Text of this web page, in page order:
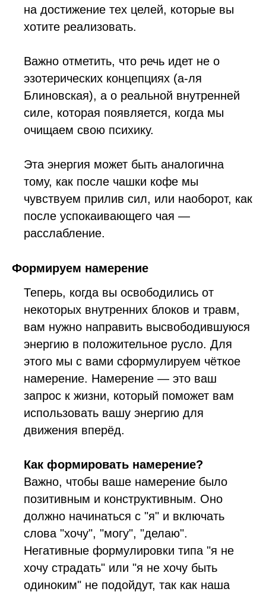
на достижение тех целей, которые вы
хотите реализовать.
Важно отметить, что речь идет не о
эзотерических концепциях (а-ля
Блиновская), а о реальной внутренней
силе, которая появляется, когда мы
очищаем свою психику.
Эта энергия может быть аналогична
тому, как после чашки кофе мы
чувствуем прилив сил, или наоборот, как
после успокаивающего чая —
расслабление.
Формируем намерение
Теперь, когда вы освободились от
некоторых внутренних блоков и травм,
вам нужно направить высвободившуюся
энергию в положительное русло. Для
этого мы с вами сформулируем чёткое
намерение. Намерение — это ваш
запрос к жизни, который поможет вам
использовать вашу энергию для
движения вперёд.
Как формировать намерение?
Важно, чтобы ваше намерение было
позитивным и конструктивным. Оно
должно начинаться с "я" и включать
слова "хочу", "могу", "делаю".
Негативные формулировки типа "я не
хочу страдать" или "я не хочу быть
одиноким" не подойдут, так как наша